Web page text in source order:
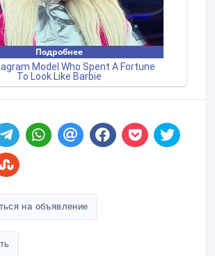
на объявление